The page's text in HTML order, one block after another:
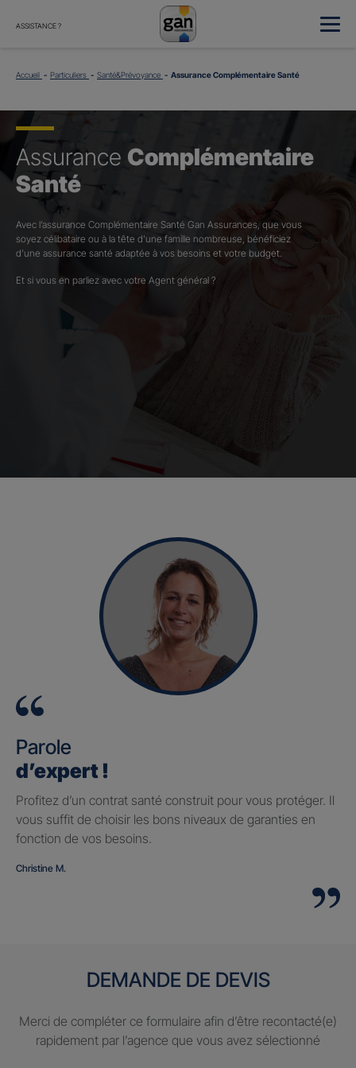
ASSISTANCE ?
Accueil Particuliers Santé&Prévoyance Assurance Complémentaire Santé
Assurance Complémentaire
Santé
Avec l’assurance Complémentaire Santé Gan Assurances, que vous
soyez célibataire ou à la tête d’une famille nombreuse, bénéficiez
d’une assurance santé adaptée à vos besoins et votre budget.​
Et si vous en parliez avec votre Agent général ?
Parole
d’expert !
Profitez d’un contrat santé construit pour vous protéger. Il
vous suffit de choisir les bons niveaux de garanties en
fonction de vos besoins.
Christine M.
DEMANDE DE DEVIS
Merci de compléter ce formulaire afin d’être recontacté(e)
rapidement par l’agence que vous avez sélectionné